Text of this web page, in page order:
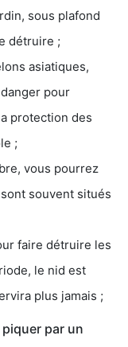
sous plafond
détruire ;
asiatiques,
pour
protection des
;
vous pourrez
souvent situés
faire détruire les
le nid est
plus jamais ;
par un